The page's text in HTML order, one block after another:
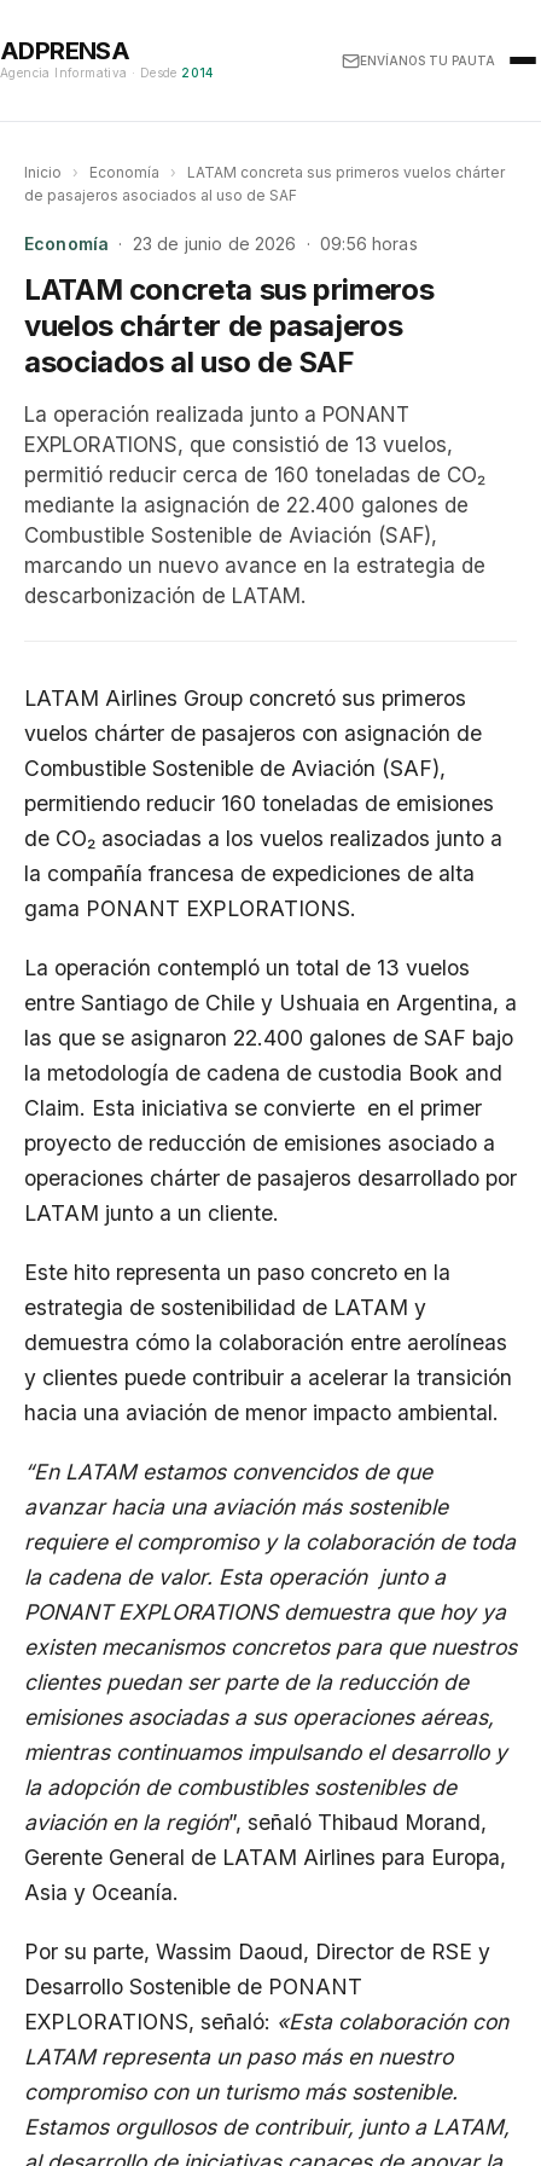
ADPRENSA
Agencia Informativa · Desde 2014
ENVÍANOS TU PAUTA
Inicio › Economía ›
LATAM concreta sus primeros vuelos chárter
de pasajeros asociados al uso de SAF
Economía · 23 de junio de 2026 · 09:56 horas
LATAM concreta sus primeros
vuelos chárter de pasajeros
asociados al uso de SAF
La operación realizada junto a PONANT
EXPLORATIONS, que consistió de 13 vuelos,
permitió reducir cerca de 160 toneladas de CO₂
mediante la asignación de 22.400 galones de
Combustible Sostenible de Aviación (SAF),
marcando un nuevo avance en la estrategia de
descarbonización de LATAM.
LATAM Airlines Group concretó sus primeros
vuelos chárter de pasajeros con asignación de
Combustible Sostenible de Aviación (SAF),
permitiendo reducir 160 toneladas de emisiones
de CO₂ asociadas a los vuelos realizados junto a
la compañía francesa de expediciones de alta
gama PONANT EXPLORATIONS.
La operación contempló un total de 13 vuelos
entre Santiago de Chile y Ushuaia en Argentina, a
las que se asignaron 22.400 galones de SAF bajo
la metodología de cadena de custodia Book and
Claim. Esta iniciativa se convierte en el primer
proyecto de reducción de emisiones asociado a
operaciones chárter de pasajeros desarrollado por
LATAM junto a un cliente.
Este hito representa un paso concreto en la
estrategia de sostenibilidad de LATAM y
demuestra cómo la colaboración entre aerolíneas
y clientes puede contribuir a acelerar la transición
hacia una aviación de menor impacto ambiental.
“En LATAM estamos convencidos de que
avanzar hacia una aviación más sostenible
requiere el compromiso y la colaboración de toda
la cadena de valor. Esta operación junto a
PONANT EXPLORATIONS demuestra que hoy ya
existen mecanismos concretos para que nuestros
clientes puedan ser parte de la reducción de
emisiones asociadas a sus operaciones aéreas,
mientras continuamos impulsando el desarrollo y
la adopción de combustibles sostenibles de
aviación en la región”, señaló Thibaud Morand,
Gerente General de LATAM Airlines para Europa,
Asia y Oceanía.
Por su parte, Wassim Daoud, Director de RSE y
Desarrollo Sostenible de PONANT
EXPLORATIONS, señaló: «Esta colaboración con
LATAM representa un paso más en nuestro
compromiso con un turismo más sostenible.
Estamos orgullosos de contribuir, junto a LATAM,